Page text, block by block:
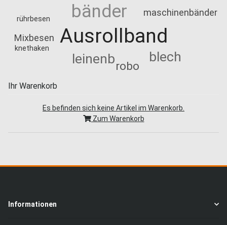
Ausrollband
bänder
leinenb blech
robo
maschinenbänder
Mixbesen
knethaken
rührbesen
Ihr Warenkorb
Es befinden sich keine Artikel im Warenkorb.
Zum Warenkorb
Informationen